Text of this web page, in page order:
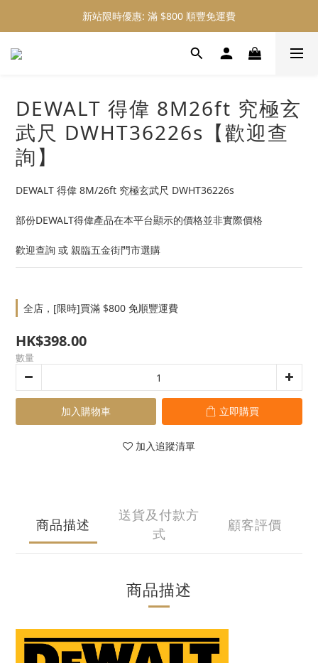
新站限時優惠: 會員購物 4% 回贈
新站限時優惠: 滿 $800 順豐免運費
新站限時優惠: 會員購物 4% 回贈
DEWALT 得偉 8M26ft 究極玄
武尺 DWHT36226s【歡迎查
詢】
DEWALT 得偉 8M/26ft 究極玄武尺 DWHT36226s
部份DEWALT得偉產品在本平台顯示的價格並非實際價格
歡迎查詢 或 親臨五金街門市選購
全店，[限時]買滿 $800 免順豐運費
HK$398.00
數量
加入購物車 立即購買
加入追蹤清單
商品描述
送貨及付款方
式
顧客評價
商品描述